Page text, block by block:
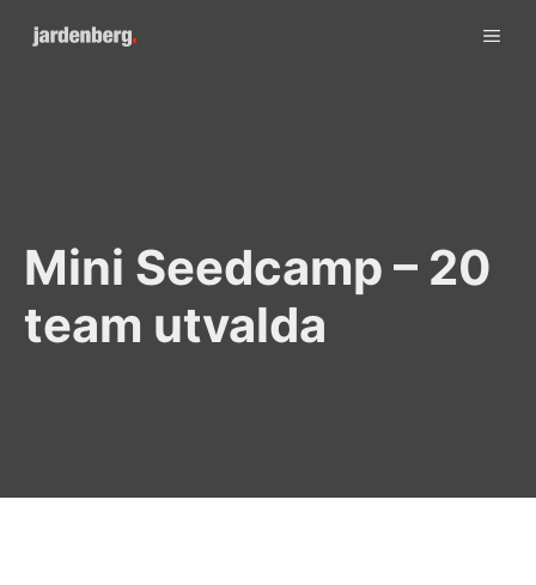
Mini Seedcamp – 20
team utvalda